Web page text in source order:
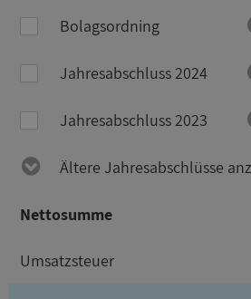
Bolagsordning
Jahresabschluss 2024
Jahresabschluss 2023
Ältere Jahresabschlüsse
Nettosumme
Umsatzsteuer